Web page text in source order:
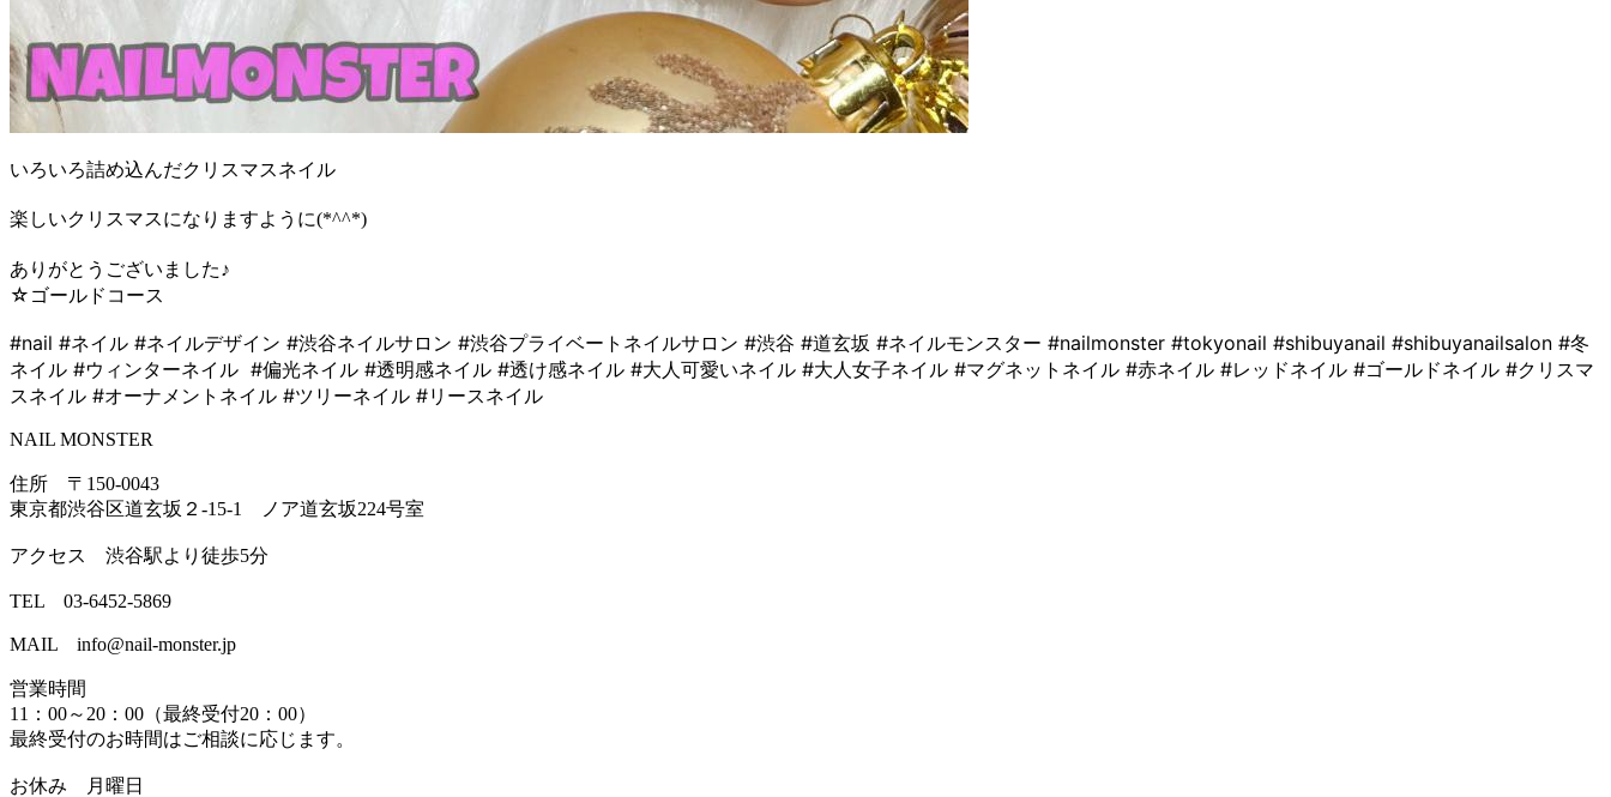
いろいろ詰め込んだクリスマスネイル
楽しいクリスマスになりますように(*^^*)
ありがとうございました♪
☆ゴールドコース
#nail #ネイル #ネイルデザイン #渋谷ネイルサロン #渋谷プライベートネイルサロン #渋谷 #道玄坂 #ネイルモンスター #nailmonster #tokyonail #shibuyanail #shibuyanailsalon #冬
ネイル #ウィンターネイル #偏光ネイル #透明感ネイル #透け感ネイル #大人可愛いネイル #大人女子ネイル #マグネットネイル #赤ネイル #レッドネイル #ゴールドネイル #クリスマ
スネイル #オーナメントネイル #ツリーネイル #リースネイル
NAIL MONSTER
住所 〒150-0043
東京都渋谷区道玄坂２-15-1 ノア道玄坂224号室
アクセス 渋谷駅より徒歩5分
TEL 03-6452-5869
MAIL info@nail-monster.jp
営業時間
11：00～20：00（最終受付20：00）
最終受付のお時間はご相談に応じます。
お休み 月曜日